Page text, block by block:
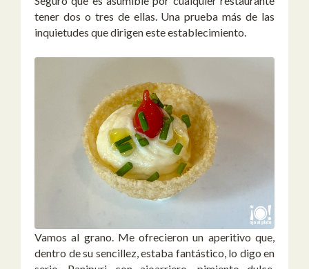
tener dos o tres de ellas. Una prueba más de las
inquietudes que dirigen este establecimiento.
Vamos al grano. Me ofrecieron un aperitivo que,
dentro de su sencillez, estaba fantástico, lo digo en